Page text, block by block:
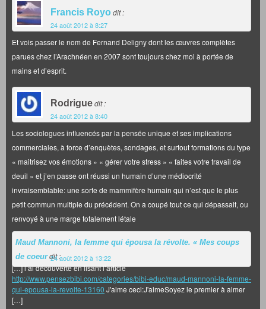
Francis Royodit :
24 août 2012 à 8:27
Et vois passer le nom de Fernand Deligny dont les œuvres complètes
parues chez l’Arachnéen en 2007 sont toujours chez moi à portée de
mains et d’esprit.
Rodriguedit :
24 août 2012 à 8:40
Les sociologues influencés par la pensée unique et ses implications
commerciales, à force d’enquètes, sondages, et surtout formations du type
« maitrisez vos émotions » « gérer votre stress » « faites votre travail de
deuil » et j’en passe ont réussi un humain d’une médiocrité
invraisemblable: une sorte de mammifère humain qui n’est que le plus
petit commun multiple du précédent. On a coupé tout ce qui dépassait, ou
renvoyé à une marge totalement létale
Maud Mannoni, la femme qui épousa la révolte. « Mes coups
de coeur dit :
24 août 2012 à 13:22
[…] l’ai découverte en lisant l’article
http://www.pensezbibi.com/categories/bibi-educ/maud-mannoni-la-femme-
qui-epousa-la-revolte-13160 J'aime ceci:J'aimeSoyez le premier à aimer
[…]